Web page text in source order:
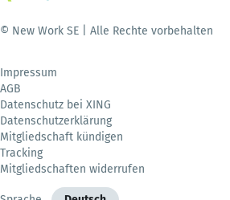
© New Work SE | Alle Rechte vorbehalten
Impressum
AGB
Datenschutz bei XING
Datenschutzerklärung
Mitgliedschaft kündigen
Tracking
Mitgliedschaften widerrufen